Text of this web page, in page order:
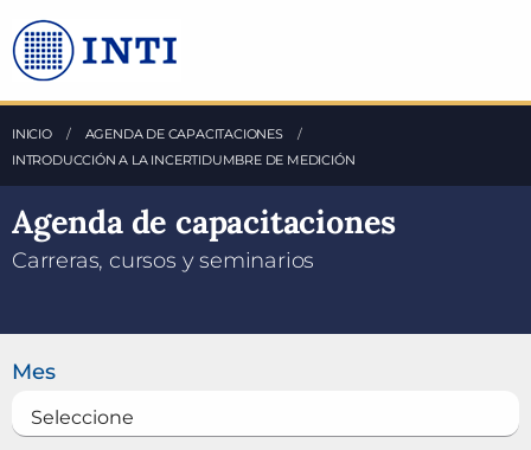
Saltea al Contenido principal
INICIO
AGENDA DE CAPACITACIONES
ACTUAL:
INTRODUCCIÓN A LA INCERTIDUMBRE DE MEDICIÓN
Agenda de capacitaciones
Carreras, cursos y seminarios
Buscar un curso
Mes